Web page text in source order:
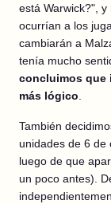
está Warwick?",
ocurrían a los
cambiarán a
tenía mucho
concluimos que
más lógico.
También
unidades de 6 de
luego de que
un poco antes).